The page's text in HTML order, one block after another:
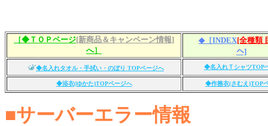
［◆ＴＯＰページ[新商品＆キャンペーン情報]
へ］
◆［INDEX[全種類
へ]
◆名入れタオル・手拭い・のぼり TOPページへ ◆名入れＴシャツTOP
◆浴衣(ゆかた)TOPページへ ◆作務衣(さむえ)TOP
■サーバーエラー情報